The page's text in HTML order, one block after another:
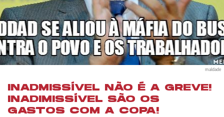
maldade
INADMISSÍVEL NÃO É A GREVE!
INADIMISSÍVEL SÃO OS
GASTOS COM A COPA!